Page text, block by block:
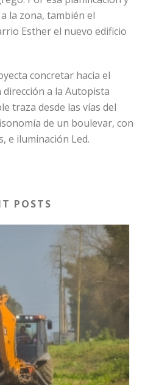
la zona, también el
Esther el nuevo edificio
concretar hacia el
a la Autopista
traza desde las vías del
de un boulevar, con
e iluminación Led.
POSTS